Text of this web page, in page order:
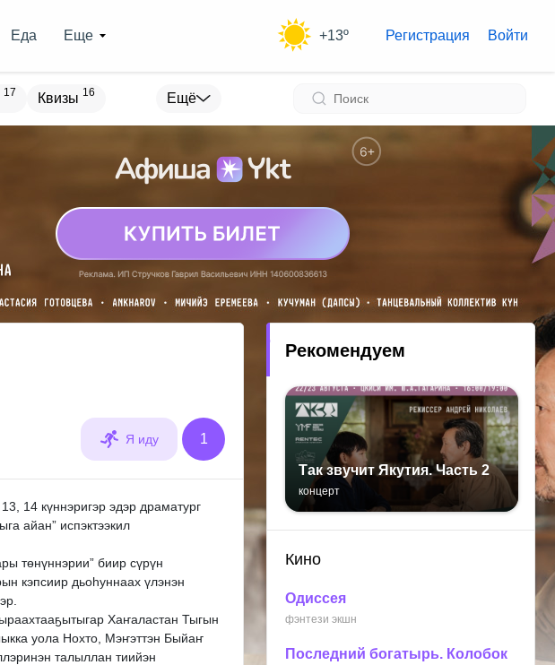
Еда Еще +13º Регистрация Войти
17 Квизы 16
Театры
Ещё
Я иду 1
14 күннэригэр эдэр драматург
айан” испэктээкил
төнүннэрии” биир сүрүн
кэпсиир дьоһуннаах үлэнэн
Хаҥаластан Тыгын
уола Нохто, Мэҥэттэн Быйаҥ
талыллан тиийэн
Рекомендуем
концерт
Так звучит Якутия. Часть 2
Кино
Одиссея
фэнтези экшн
Последний богатырь. Колобок